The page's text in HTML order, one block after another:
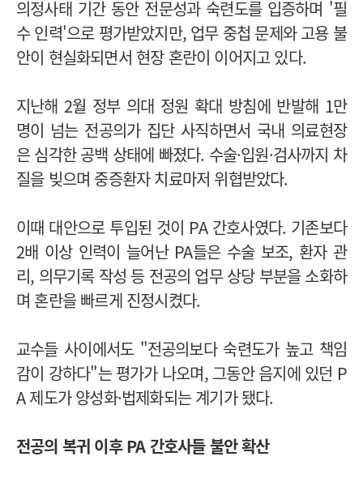
의정사태 기간 동안 전문성과 숙련도를 입증하며 '필
수 인력'으로 평가받았지만, 업무 중첩 문제와 고용 불
안이 현실화되면서 현장 혼란이 이어지고 있다.
지난해 2월 정부 의대 정원 확대 방침에 반발해 1만
명이 넘는 전공의가 집단 사직하면서 국내 의료현장
은 심각한 공백 상태에 빠졌다. 수술·입원·검사까지 차
질을 빚으며 중증환자 치료마저 위협받았다.
이때 대안으로 투입된 것이 PA 간호사였다. 기존보다
2배 이상 인력이 늘어난 PA들은 수술 보조, 환자 관
리, 의무기록 작성 등 전공의 업무 상당 부분을 소화하
며 혼란을 빠르게 진정시켰다.
교수들 사이에서도 "전공의보다 숙련도가 높고 책임
감이 강하다"는 평가가 나오며, 그동안 음지에 있던 P
A 제도가 양성화·법제화되는 계기가 됐다.
전공의 복귀 이후 PA 간호사들 불안 확산